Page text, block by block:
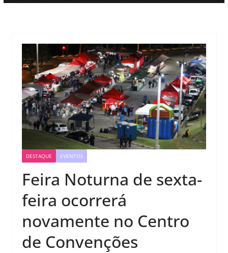
DESTAQUE EVENTOS
Feira Noturna de sexta-
feira ocorrerá
novamente no Centro
de Convenções